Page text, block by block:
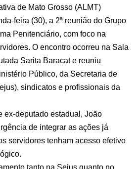
de Mato Grosso (ALMT)
feira (30), a 2ª reunião do Grupo
Penitenciário, com foco na
O encontro ocorreu na Sala
Sarita Baracat e reuniu
Público, da Secretaria de
sindicatos e profissionais da
ex-deputado estadual, João
de integrar as ações já
servidores tenham acesso efetivo